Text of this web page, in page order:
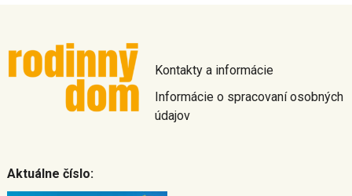
Kontakty a informácie
Informácie o spracovaní osobných
údajov
Aktuálne číslo: